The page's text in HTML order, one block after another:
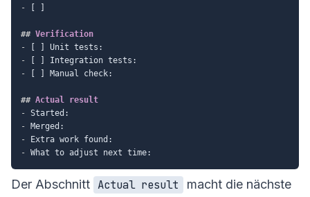
-
## Verification
-
-
- [ ] Manual check:
## Actual result
-
-
-
-
Der Abschnitt Actual result
macht die nächste